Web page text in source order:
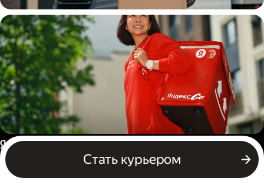
Водитель
грузовой машины
Пеший курьер
Стать курьером
Россия
Бизнесу